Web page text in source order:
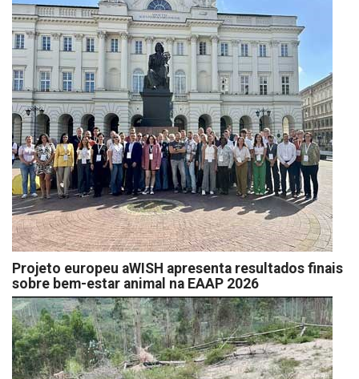
Projeto europeu aWISH apresenta resultados finais
sobre bem-estar animal na EAAP 2026